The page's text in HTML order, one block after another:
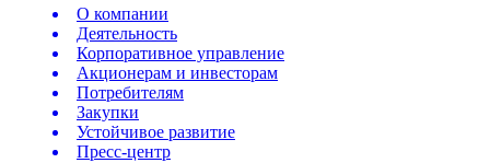
О компании
Деятельность
Корпоративное управление
Акционерам и инвесторам
Потребителям
Закупки
Устойчивое развитие
Пресс-центр